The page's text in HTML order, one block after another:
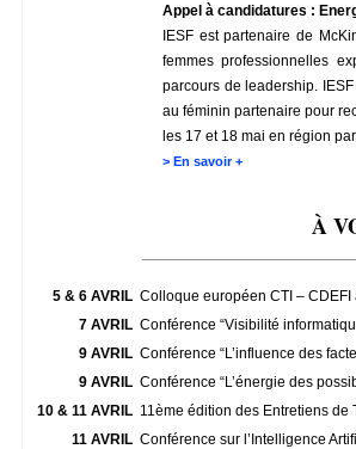
Appel à candidatures :
IESF est partenaire de
femmes professionnelles
parcours de leadership.
au féminin partenaire pour
les 17 et 18 mai en région
> En savoir +
À
5 & 6 AVRIL Colloque européen CTI – CDEFI
7 AVRIL Conférence “Visibilité
9 AVRIL Conférence “L’influence des
9 AVRIL Conférence “L’énergie des
10 & 11 AVRIL 11ème édition des Entretiens de
11 AVRIL Conférence sur l’Intelligence